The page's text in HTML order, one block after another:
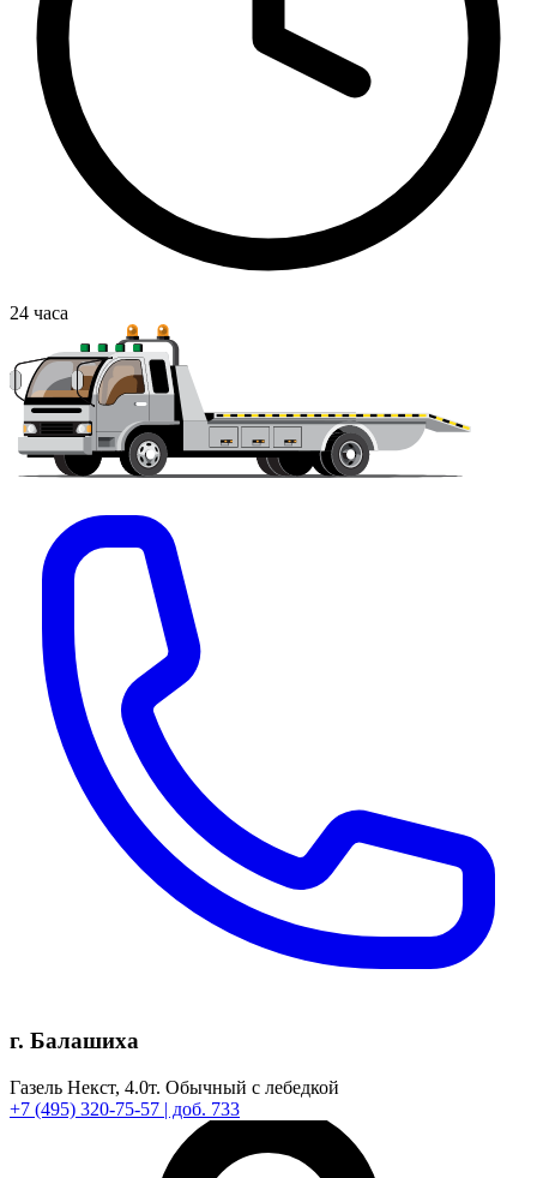
24 часа
г. Балашиха
Газель Некст, 4.0т. Обычный с лебедкой
+7 (495) 320-75-57 | доб. 733